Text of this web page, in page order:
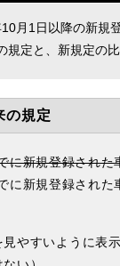
10月1日以降の新規
定と、新規定の比
の規定
に新規登録された
に新規登録された
やすいように表